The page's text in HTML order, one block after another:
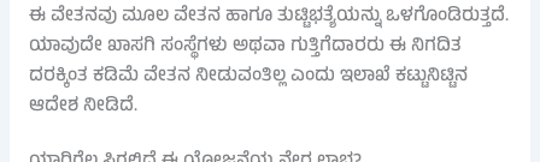
ಈ ವೇತನವು ಮೂಲ ವೇತನ ಹಾಗೂ ತುಟ್ಟಿಭತ್ಯೆಯನ್ನು ಒಳಗೊಂಡಿರುತ್ತದೆ.
ಯಾವುದೇ ಖಾಸಗಿ ಸಂಸ್ಥೆಗಳು ಅಥವಾ ಗುತ್ತಿಗೆದಾರರು ಈ ನಿಗದಿತ
ದರಕ್ಕಿಂತ ಕಡಿಮೆ ವೇತನ ನೀಡುವಂತಿಲ್ಲ ಎಂದು ಇಲಾಖೆ ಕಟ್ಟುನಿಟ್ಟಿನ
ಆದೇಶ ನೀಡಿದೆ.